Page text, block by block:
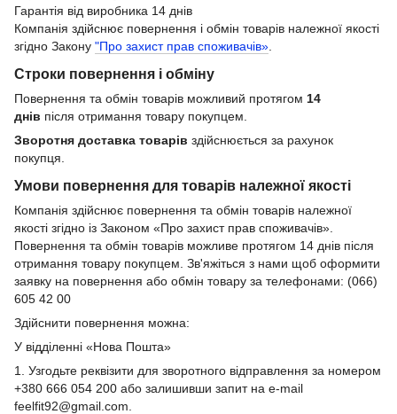
Гарантія від виробника 14 днів
Компанія здійснює повернення і обмін товарів належної якості
згідно Закону "Про захист прав споживачів»
Строки повернення і обміну
Повернення та обмін товарів можливий протягом 14
днів після отримання товару покупцем.
Зворотня доставка товарів здійснюється за рахунок
покупця.
Умови повернення для товарів належної якості
Компанія здійснює повернення та обмін товарів належної
якості згідно із Законом «Про захист прав споживачів».
Повернення та обмін товарів можливе протягом 14 днів після
отримання товару покупцем. Зв'яжіться з нами щоб оформити
заявку на повернення або обмін товару за телефонами: (066)
605 42 00
Здійснити повернення можна:
У відділенні «Нова Пошта»
1. Узгодьте реквізити для зворотного відправлення за номером
+380 666 054 200 або залишивши запит на e-mail
feelfit92@gmail.com.